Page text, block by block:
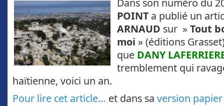
POINT a publié un
ARNAUD sur »Tout
moi » (éditions
que DANY
tremblement qui
haïtienne, voici un an.
Pour lire cet article… et dans sa version papier